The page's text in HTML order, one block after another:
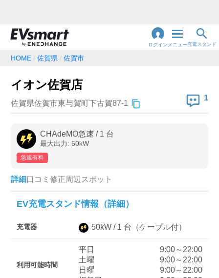
ログイン メニュー充電スタンド
地名・観光スポット・住所
充電器の種類
急速充電器のみ表示
高速道路上のみ表示
認証システム
三菱ディーラーを表示
日産ディーラーを表示
HOME 佐賀県 佐賀市
イオン佐賀店
佐賀県佐賀市東与賀町下古賀87-1
1
CHAdeMO急速 / 1 台
最大出力: 50kW
急速有料
詳細口コミ 修正周辺スポット
EV充電スタンド情報（詳細）
充電器 50kW / 1 台 （ケーブル付）
利用可能時間
平日
9:00～22:00
土曜
9:00～22:00
日曜
9:00～22:00